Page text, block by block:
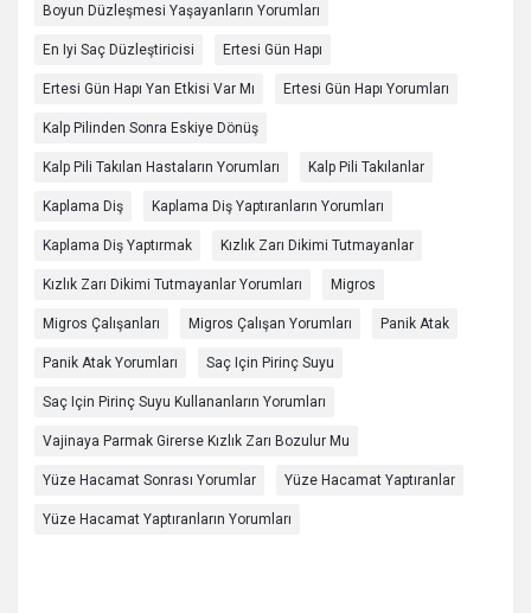
Boyun Düzleşmesi Yaşayanların Yorumları
En Iyi Saç Düzleştiricisi Ertesi Gün Hapı
Ertesi Gün Hapı Yan Etkisi Var Mı Ertesi Gün Hapı Yorumları
Kalp Pilinden Sonra Eskiye Dönüş
Kalp Pili Takılan Hastaların Yorumları Kalp Pili Takılanlar
Kaplama Diş Kaplama Diş Yaptıranların Yorumları
Kaplama Diş Yaptırmak Kızlık Zarı Dikimi Tutmayanlar
Kızlık Zarı Dikimi Tutmayanlar Yorumları Migros
Migros Çalışanları Migros Çalışan Yorumları Panik Atak
Panik Atak Yorumları Saç Için Pirinç Suyu
Saç Için Pirinç Suyu Kullananların Yorumları
Vajinaya Parmak Girerse Kızlık Zarı Bozulur Mu
Yüze Hacamat Sonrası Yorumlar Yüze Hacamat Yaptıranlar
Yüze Hacamat Yaptıranların Yorumları